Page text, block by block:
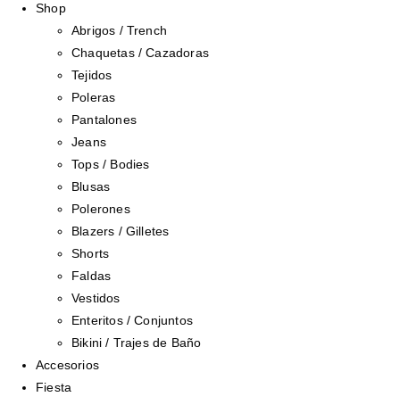
Shop
Abrigos / Trench
Chaquetas / Cazadoras
Tejidos
Poleras
Pantalones
Jeans
Tops / Bodies
Blusas
Polerones
Blazers / Gilletes
Shorts
Faldas
Vestidos
Enteritos / Conjuntos
Bikini / Trajes de Baño
Accesorios
Fiesta